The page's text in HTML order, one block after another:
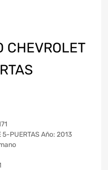
CHEVROLET
5-PUERTAS Año: 2013